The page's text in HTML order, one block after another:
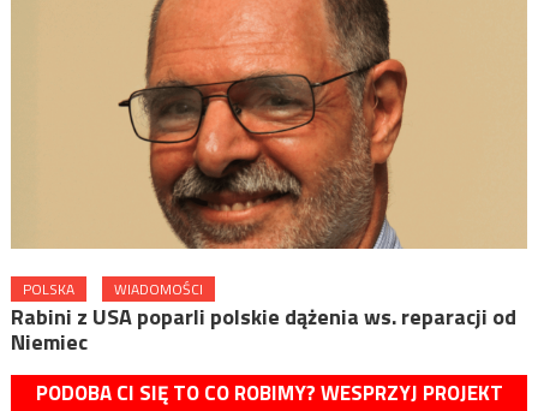
POLSKA WIADOMOŚCI
Rabini z USA poparli polskie dążenia ws. reparacji od
Niemiec
PODOBA CI SIĘ TO CO ROBIMY? WESPRZYJ PROJEKT